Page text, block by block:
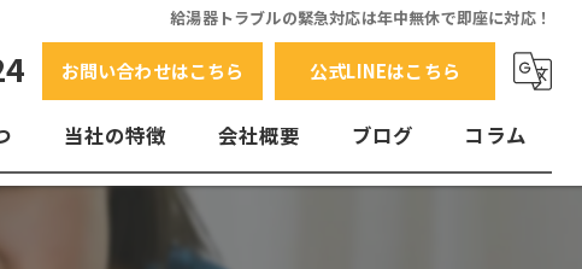
給湯器トラブルの緊急対応は年中無休で即座に対応！
お問い合わせはこちら 公式LINEはこちら
当社の特徴 会社概要 ブログ コラム